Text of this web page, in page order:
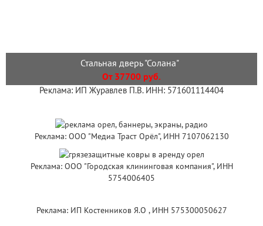
Стальная дверь "Солана"
От 37700 руб.
Реклама: ИП Журавлев П.В. ИНН: 571601114404
Реклама: ООО "Медиа Траст Орёл", ИНН 7107062130
Реклама: ООО "Городская клининговая компания", ИНН
5754006405
Реклама: ИП Костенников Я.О , ИНН 575300050627